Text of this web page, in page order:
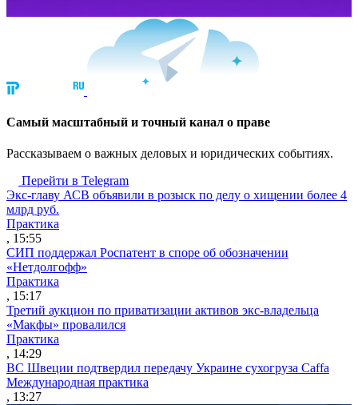
Cамый масштабный и точный канал о праве
Рассказываем о важных деловых и юридических событиях.
Перейти в Telegram
Экс-главу АСВ объявили в розыск по делу о хищении более 4
млрд руб.
Практика
, 15:55
СИП поддержал Роспатент в споре об обозначении
«Нетдолгофф»
Практика
, 15:17
Третий аукцион по приватизации активов экс-владельца
«Макфы» провалился
Практика
, 14:29
ВС Швеции подтвердил передачу Украине сухогруза Caffa
Международная практика
, 13:27